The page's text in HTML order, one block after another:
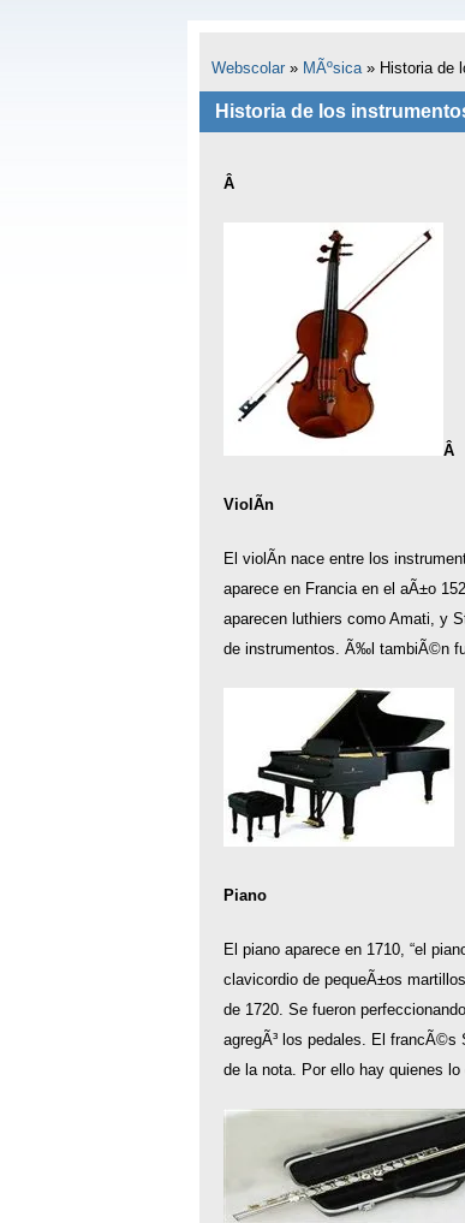
Webscolar» MÃºsica» Historia de
Historia de los
Â
Â
ViolÃ­n
El violÃ­n nace entre los
aparece en Francia en el aÃ±o
aparecen luthiers como Amati, y
de instrumentos. Ã‰l tambiÃ©n
Piano
El piano aparece en 1710, “el
clavicordio de pequeÃ±os
de 1720. Se fueron
agregÃ³ los pedales. El francÃ©s
de la nota. Por ello hay quienes